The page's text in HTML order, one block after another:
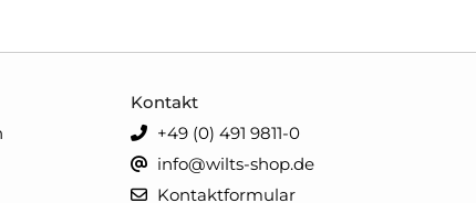
Kontakt
+49 (0) 491 9811-0
info@wilts-shop.de
Kontaktformular